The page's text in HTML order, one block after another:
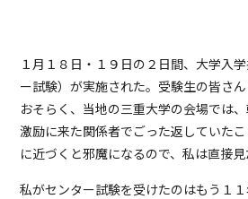
１月１８日・１９日の２日間、大学入
ー試験）が実施された。受験生の皆さん
おそらく、当地の三重大学の会場では
激励に来た関係者でごった返していた
に近づくと邪魔になるので、私は直接見
私がセンター試験を受けたのはもう１